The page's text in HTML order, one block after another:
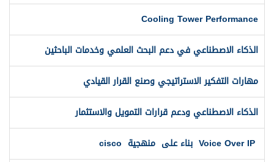
Cooling Tower Performance
الذكاء الاصطناعي في دعم البحث العلمي وخدمات الباحثين
مهارات التفكير الاستراتيجي وصنع القرار القيادي
الذكاء الاصطناعي ودعم قرارات التمويل والاستثمار